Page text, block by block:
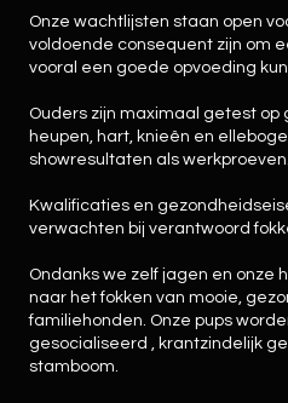
Onze wachtlijsten staan open
voldoende consequent zijn om
vooral een goede opvoeding
Ouders zijn maximaal getest
heupen, hart, knieên en
showresultaten als werkproeven.
Kwalificaties en
verwachten bij verantwoord
Ondanks we zelf jagen en onze
naar het fokken van mooie,
familiehonden. Onze pups
gesocialiseerd , krantzindelijk
stamboom.